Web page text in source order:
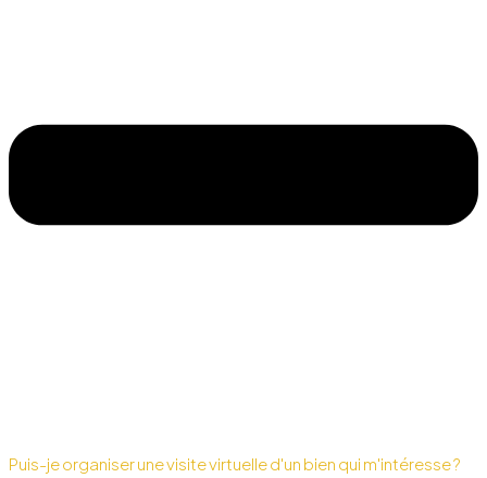
Puis-je organiser une visite virtuelle d'un bien qui m'intéresse ?